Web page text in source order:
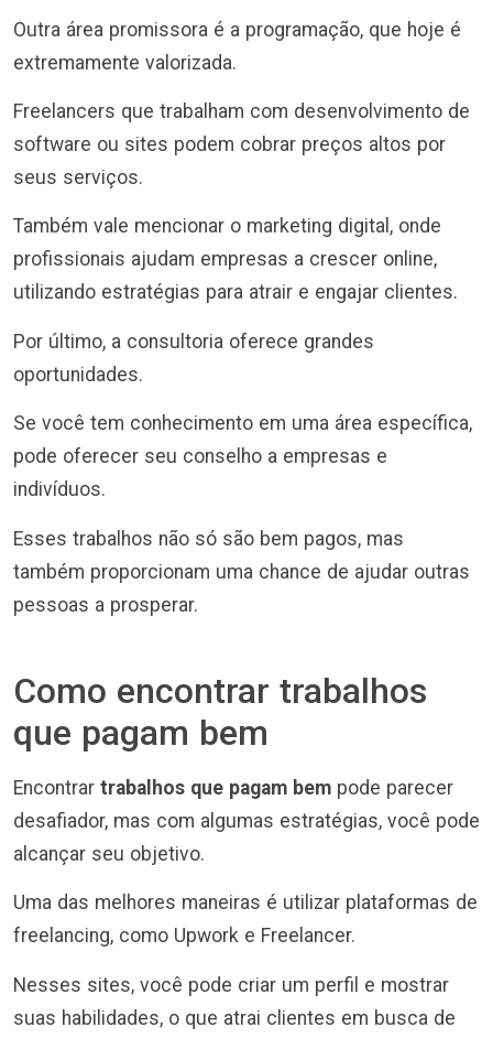
Outra área promissora é a programação, que hoje é
extremamente valorizada.
Freelancers que trabalham com desenvolvimento de
software ou sites podem cobrar preços altos por
seus serviços.
Também vale mencionar o marketing digital, onde
profissionais ajudam empresas a crescer online,
utilizando estratégias para atrair e engajar clientes.
Por último, a consultoria oferece grandes
oportunidades.
Se você tem conhecimento em uma área específica,
pode oferecer seu conselho a empresas e
indivíduos.
Esses trabalhos não só são bem pagos, mas
também proporcionam uma chance de ajudar outras
pessoas a prosperar.
Como encontrar trabalhos
que pagam bem
Encontrar trabalhos que pagam bem pode parecer
desafiador, mas com algumas estratégias, você pode
alcançar seu objetivo.
Uma das melhores maneiras é utilizar plataformas de
freelancing, como Upwork e Freelancer.
Nesses sites, você pode criar um perfil e mostrar
suas habilidades, o que atrai clientes em busca de